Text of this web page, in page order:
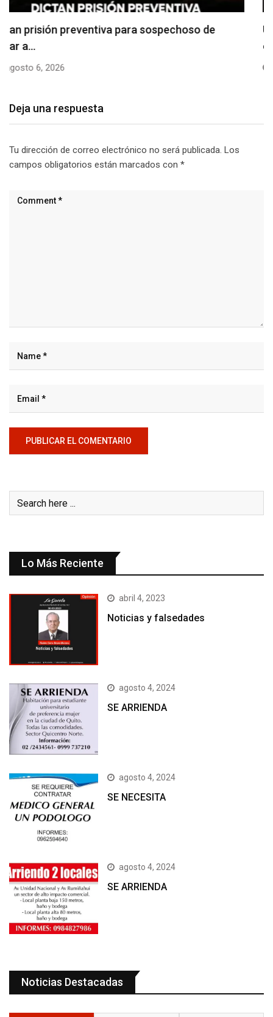
Usuarios madrugan y hacen largas filas para
obtener…
agosto 6, 2026
Deja una respuesta
Tu dirección de correo electrónico no será publicada. Los
campos obligatorios están marcados con *
Lo Más Reciente
abril 4, 2023
Noticias y falsedades
agosto 4, 2024
SE ARRIENDA
agosto 4, 2024
SE NECESITA
agosto 4, 2024
SE ARRIENDA
Noticias Destacadas